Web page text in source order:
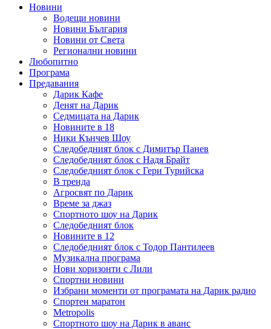
Новини
Водещи новини
Новини България
Новини от Света
Регионални новини
Любопитно
Програма
Предавания
Дарик Кафе
Денят на Дарик
Седмицата на Дарик
Новините в 18
Ники Кънчев Шоу
Следобедният блок с Димитър Панев
Следобедният блок с Надя Брайт
Следобедният блок с Гери Турийска
В тренда
Агросвят по Дарик
Време за джаз
Спортното шоу на Дарик
Следобедният блок
Новините в 12
Следобедният блок с Тодор Пантилеев
Музикална програма
Нови хоризонти с Лили
Спортни новини
Избрани моменти от програмата на Дарик радио
Спортен маратон
Metropolis
Спортното шоу на Дарик в аванс